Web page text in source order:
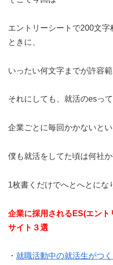
エントリーシートで200文
ときに、
いったい何文字までが許容
それにしても、就活のesって
企業ごとに毎回かかないとい
僕も就活をしてた頃は何社
1枚書くだけでへとへとにな
企業に採用されるES(エン
サイト３選
・ 就職活動中の就活生がつ